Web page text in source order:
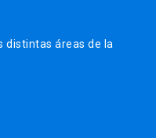
distintas áreas de la